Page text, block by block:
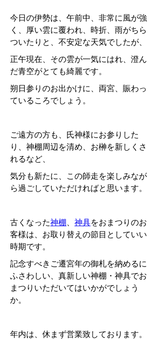
今日の伊勢は、午前中、非常に風が強
く、厚い雲に覆われ、時折、雨がちら
ついたりと、不安定な天気でしたが、
正午現在、その雲が一気にはれ、澄ん
だ青空がとても綺麗です。
朔日参りのお出かけに、両宮、賑わっ
ているころでしょう。
ご遠方の方も、氏神様にお参りした
り、神棚周辺を清め、お榊を新しくさ
れるなど、
気分も新たに、この師走を楽しみなが
ら過ごしていただければと思います。
古くなった神棚 神具をおまつりのお
客様は、お取り替えの節目としていい
時期です。
記念すべきご遷宮年の御札を納めるに
ふさわしい、真新しい神棚・神具でお
まつりいただいてはいかがでしょう
か。
年内は、休まず営業致しております。